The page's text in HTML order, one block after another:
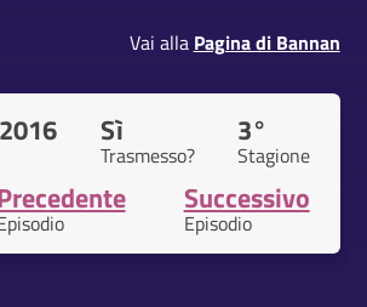
Vai alla Pagina di Bannan
Sì
Trasmesso?
3°
Stagione
Successivo
Episodio